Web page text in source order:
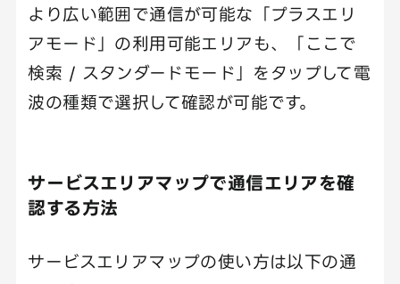
より広い範囲で通信が可能な「プラスエリ
アモード」の利用可能エリアも、「ここで
検索 / スタンダードモード」をタップして電
波の種類で選択して確認が可能です。
サービスエリアマップで通信エリアを確
認する方法
サービスエリアマップの使い方は以下の通